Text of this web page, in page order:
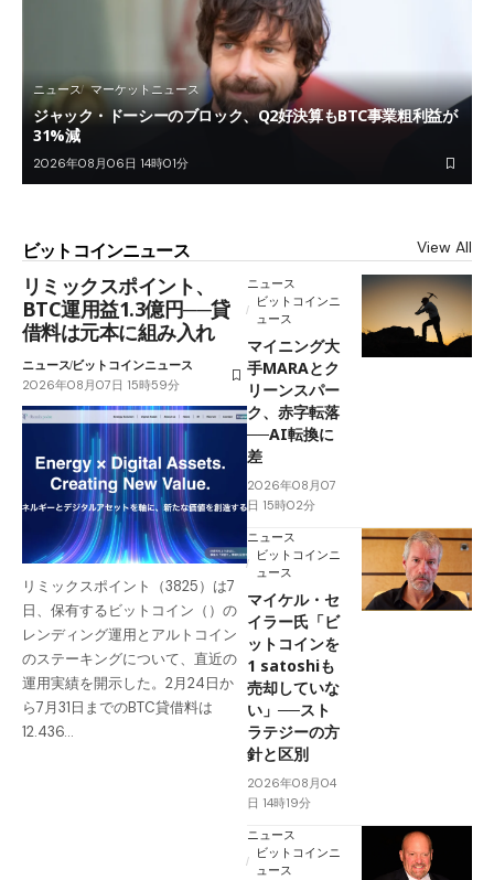
ニュース マーケットニュース
ジャック・ドーシーのブロック、Q2好決算もBTC事業粗利益が
31%減
2026年08月06日 14時01分
ビットコインニュース View All
リミックスポイント、
BTC運用益1.3億円──貸
借料は元本に組み入れ
ニュースビットコインニュース
2026年08月07日 15時59分
リミックスポイント（3825）は7
日、保有するビットコイン（）の
レンディング運用とアルトコイン
のステーキングについて、直近の
運用実績を開示した。2月24日か
ら7月31日までのBTC貸借料は
12.436…
ニュース
ビットコインニ
ュース
マイニング大
手MARAとク
リーンスパー
ク、赤字転落
──AI転換に
差
2026年08月07
日 15時02分
ニュース
ビットコインニ
ュース
マイケル・セ
イラー氏「ビ
ットコインを
1 satoshiも
売却していな
い」──スト
ラテジーの方
針と区別
2026年08月04
日 14時19分
ニュース
ビットコインニ
ュース